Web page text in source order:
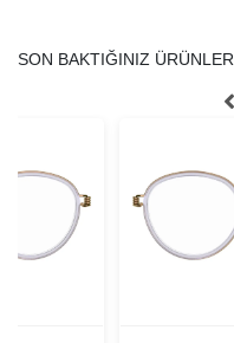
SON BAKTIĞINIZ ÜRÜNLER